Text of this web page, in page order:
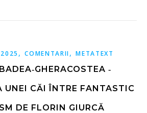
,COMENTARII,METATEXT
‑
UNEI CĂI ÎNTRE FANTASTIC
DE FLORIN GIURCĂ